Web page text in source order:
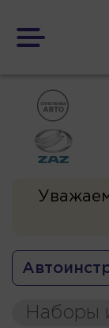
Наборы